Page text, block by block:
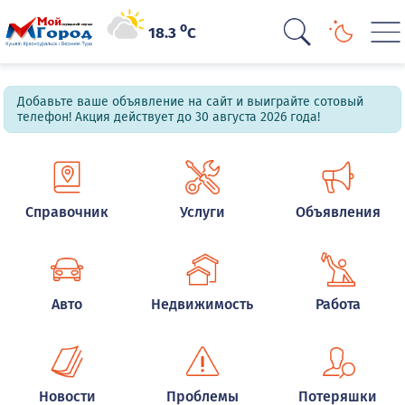
18.3oC
Добавьте ваше объявление на сайт и выиграйте сотовый
телефон! Акция действует до 30 августа 2026 года!
Справочник Услуги Объявления
Авто Недвижимость Работа
Новости Проблемы Потеряшки